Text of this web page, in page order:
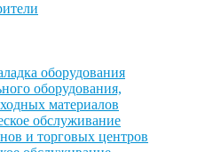
оборудования
оборудования,
материалов
обслуживание
и торговых центров